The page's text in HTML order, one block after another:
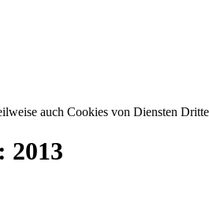
auch Cookies von Diensten
2013